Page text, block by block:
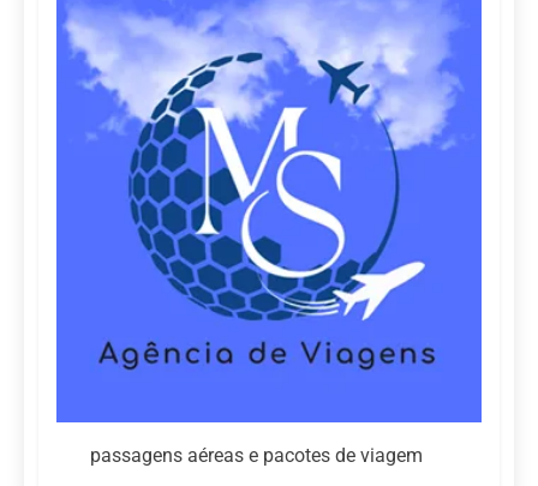
passagens aéreas e pacotes de viagem